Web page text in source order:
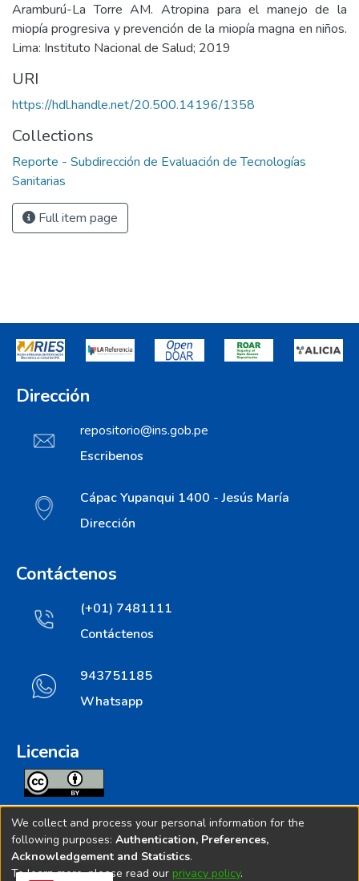
Aramburú-La Torre AM. Atropina para el manejo de la
miopía progresiva y prevención de la miopía magna en niños.
Lima: Instituto Nacional de Salud; 2019
URI
https://hdl.handle.net/20.500.14196/1358
Collections
Reporte - Subdirección de Evaluación de Tecnologías
Sanitarias
Full item page
Dirección
repositorio@ins.gob.pe
Escribenos
Cápac Yupanqui 1400 - Jesús María
Dirección
Contáctenos
(+01) 7481111
Contáctenos
943751185
Whatsapp
Licencia
Todos los contenidos de repositorio.ins.gob.pe estan
licenciados bajo
Creative Commoms License
We collect and process your personal information for the
following purposes: Authentication, Preferences,
Acknowledgement and Statistics.
To learn more, please read our privacy policy.